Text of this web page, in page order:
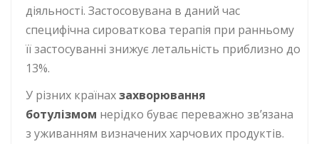
діяльності. Застосовувана в даний час
специфічна сироваткова терапія при ранньому
її застосуванні знижує летальність приблизно до
13%.
У різних країнахзахворювання
ботулізмом нерідко буває переважно зв’язана
з уживанням визначених харчових продуктів.